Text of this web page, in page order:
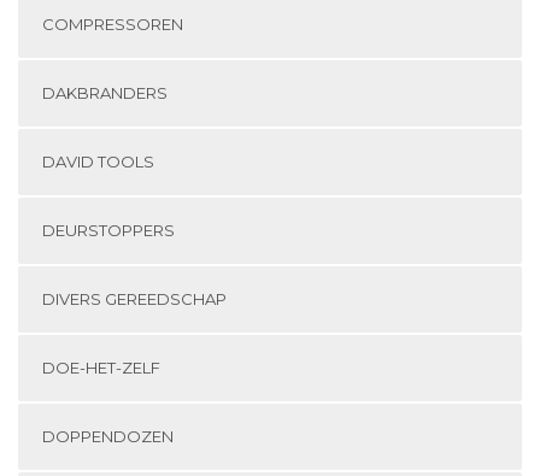
COMPRESSOREN
DAKBRANDERS
DAVID TOOLS
DEURSTOPPERS
DIVERS GEREEDSCHAP
DOE-HET-ZELF
DOPPENDOZEN